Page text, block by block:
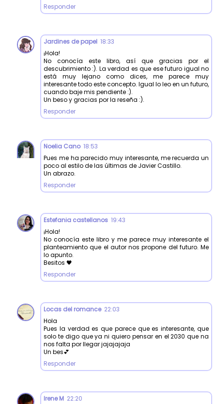
Responder
Jardines de papel 18:33
¡Hola!
No conocía este libro, así que gracias por el
descubrimiento :). La verdad es que ese futuro igual no
está muy lejano como dices, me parece muy
interesante todo este concepto. Igual lo leo en un futuro,
cuando baje mis pendiente :).
Un beso y gracias por la reseña :).
Responder
Noelia Cano 18:53
Pues me ha parecido muy interesante, me recuerda un
poco al estilo de las últimas de Javier Castillo.
Un abrazo.
Responder
Estefania castellanos 19:43
¡Hola!
No conocía este libro y me parece muy interesante el
planteamiento que el autor nos propone del futuro. Me
lo apunto.
Besitos 🖤
Responder
Locas del romance 22:03
Hola
Pues la verdad es que parece que es interesante, que
solo te digo que ya ni quiero pensar en el 2030 que na
nos falta por llegar jajajajaja
Un bes💕
Responder
Irene M 22:20